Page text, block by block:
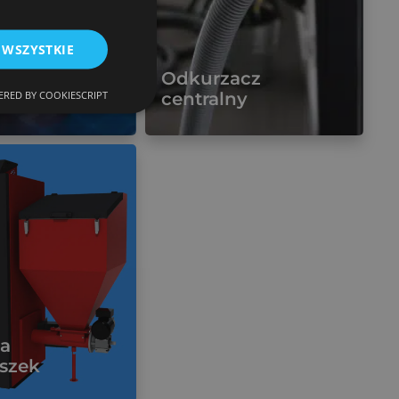
Odkurzacz
centralny
BY COOKIESCRIPT